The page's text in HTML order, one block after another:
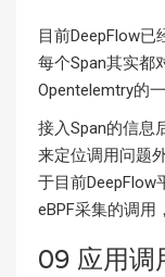
目前DeepFlow已
每个Span其实都
Opentelemtry的
接入Span的信息
来定位调用问题
于目前DeepFlow
eBPF采集的调用
09 应用调